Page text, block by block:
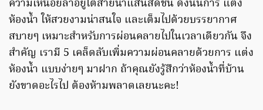
ความเหนื่อยล้าอยู่ใต้สายน้ำแสนสดชื่น ดังนั้นการ แต่ง
ห้องน้ำ ให้สวยงามน่าสนใจ และเต็มไปด้วยบรรยากาศ
สบายๆ เหมาะสำหรับการผ่อนคลายไปในเวลาเดียวกัน จึง
สำคัญ เรามี 5 เคล็ดลับเพิ่มความผ่อนคลายด้วยการ แต่ง
ห้องน้ำ แบบง่ายๆ มาฝาก ถ้าคุณยังรู้สึกว่าห้องน้ำที่บ้าน
ยังขาดอะไรไป ต้องห้ามพลาดเลยนะคะ!